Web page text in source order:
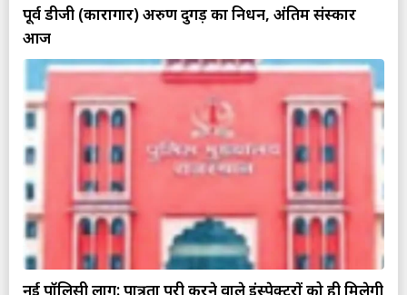
पूर्व डीजी (कारागार) अरुण दुगड़ का निधन, अंतिम संस्कार
आज
नई पॉलिसी लागू: पात्रता पूरी करने वाले इंस्पेक्टरों को ही मिलेगी